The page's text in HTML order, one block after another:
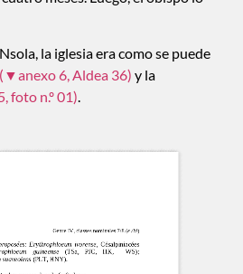
la iglesia era como se puede
(▼anexo 6, Aldea 36) y la
foto n.º 01).